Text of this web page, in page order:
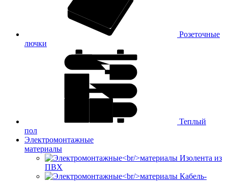
Розеточные
лючки
Теплый
пол
Электромонтажные
материалы
Изолента из
ПВХ
Кабель-